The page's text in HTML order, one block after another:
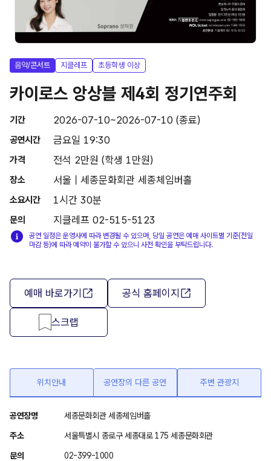
음악/콘서트 지클레프 초등학생 이상
카이로스 앙상블 제4회 정기연주회
기간 2026-07-10~2026-07-10 (종료)
공연시간 금요일 19:30
가격 전석 2만원 (학생 1만원)
장소 서울 | 세종문화회관 세종체임버홀
소요시간 1시간 30분
문의 지클레프 02-515-5123
공연 일정은 운영사에 따라 변경될 수 있으며, 당일 공연은 예매 사이트별 기준(전일
마감 등)에 따라 예약이 불가할 수 있으니 사전 확인을 부탁드립니다.
예매 바로가기 공식 홈페이지
스크랩
위치안내 공연장의 다른 공연 주변 관광지
위
치
안
공연장명 세종문화회관 세종체임버홀
주소 서울특별시 종로구 세종대로 175 세종문화회관
문의 02-399-1000